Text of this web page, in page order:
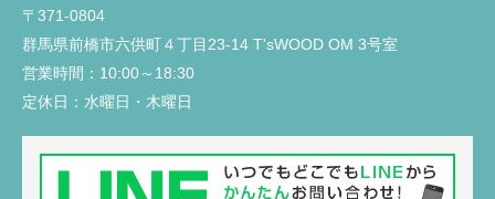
〒371-0804
群馬県前橋市六供町４丁目23‐14 T'sWOOD OM 3号室
営業時間： 10:00～18:30
定休日： 水曜日・木曜日